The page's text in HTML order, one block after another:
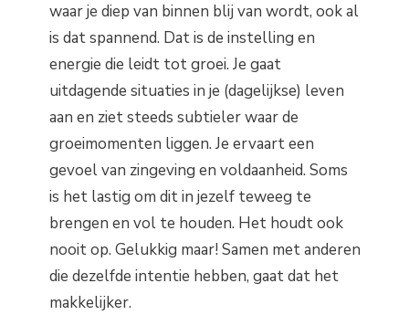
waar je diep van binnen blij van wordt, ook al
is dat spannend. Dat is de instelling en
energie die leidt tot groei. Je gaat
uitdagende situaties in je (dagelijkse) leven
aan en ziet steeds subtieler waar de
groeimomenten liggen. Je ervaart een
gevoel van zingeving en voldaanheid. Soms
is het lastig om dit in jezelf teweeg te
brengen en vol te houden. Het houdt ook
nooit op. Gelukkig maar! Samen met anderen
die dezelfde intentie hebben, gaat dat het
makkelijker.